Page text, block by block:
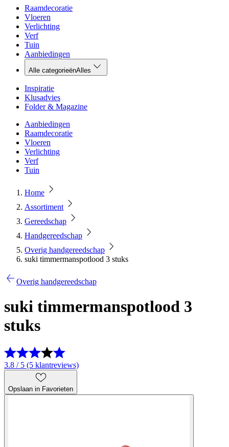
Raamdecoratie
Vloeren
Verlichting
Verf
Tuin
Aanbiedingen
Alle categorieënAlles
Inspiratie
Klusadvies
Folder & Magazine
Aanbiedingen
Raamdecoratie
Vloeren
Verlichting
Verf
Tuin
Home
Assortiment
Gereedschap
Handgereedschap
Overig handgereedschap
suki timmermanspotlood 3 stuks
Overig handgereedschap
suki timmermanspotlood 3
stuks
3.8 / 5 (5 klantreviews)
Opslaan in Favorieten